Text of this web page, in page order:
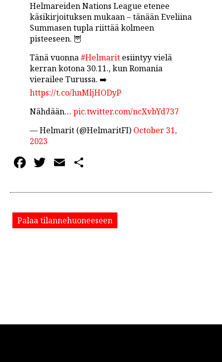
Helmareiden Nations League etenee
käsikirjoituksen mukaan – tänään Eveliina
Summasen tupla riittää kolmeen
pisteeseen. 🦉
Tänä vuonna#Helmarit esiintyy vielä
kerran kotona 30.11., kun Romania
vierailee Turussa. ➡️
https://t.co/hnMljHODyP
Nähdään… pic.twitter.com/ncXvbYd737
— Helmarit (@HelmaritFI) October 31,
2023
Facebook
Twitter
Email
Palaa tilannehuoneeseen